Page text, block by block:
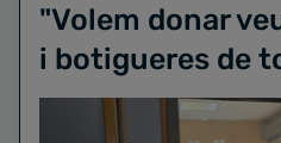
"Volem donar
i botigueres de